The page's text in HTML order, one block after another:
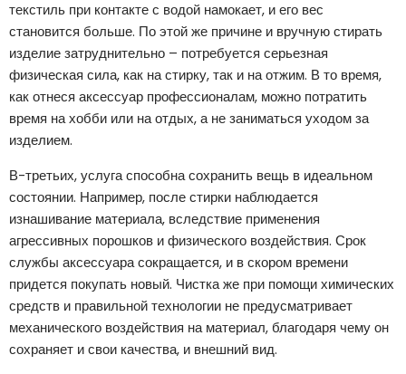
текстиль при контакте с водой намокает, и его вес
становится больше. По этой же причине и вручную стирать
изделие затруднительно – потребуется серьезная
физическая сила, как на стирку, так и на отжим. В то время,
как отнеся аксессуар профессионалам, можно потратить
время на хобби или на отдых, а не заниматься уходом за
изделием.
В-третьих, услуга способна сохранить вещь в идеальном
состоянии. Например, после стирки наблюдается
изнашивание материала, вследствие применения
агрессивных порошков и физического воздействия. Срок
службы аксессуара сокращается, и в скором времени
придется покупать новый. Чистка же при помощи химических
средств и правильной технологии не предусматривает
механического воздействия на материал, благодаря чему он
сохраняет и свои качества, и внешний вид.